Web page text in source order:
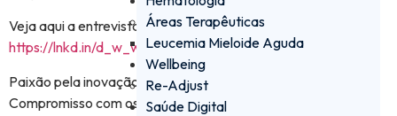
Áreas Terapêuticas
Leucemia Mieloide Aguda
Wellbeing
Re-Adjust
Saúde Digital
Veja aqui a entrevista completa👇
https://lnkd.in/d_w_wRqM
Paixão pela inovação​.
Compromisso com os doentes​.